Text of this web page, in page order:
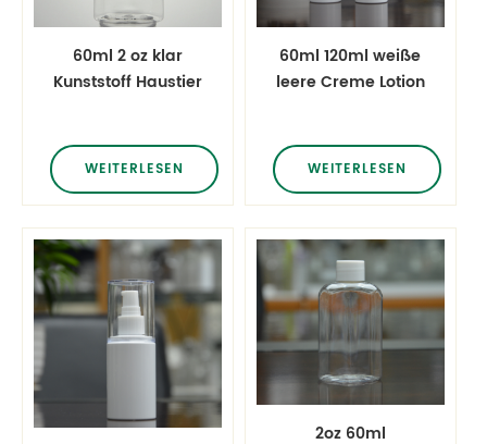
60ml 2 oz klar
Kunststoff Haustier
Sprühnebel
WEITERLESEN
60ml 120ml weiße
leere Creme Lotion
Haustier Pump
Flaschen Mit Big
Cap
WEITERLESEN
2oz 60ml